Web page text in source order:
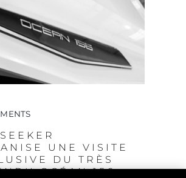
UNE VISITE
DU TRÈS
OCÉAN 156